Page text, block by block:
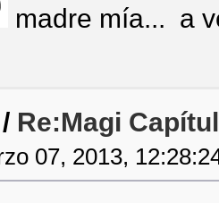
madre mía... a
/ Re:Magi
07, 2013,